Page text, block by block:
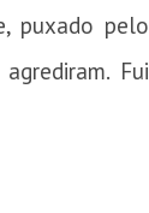
puxado pelo
Fui